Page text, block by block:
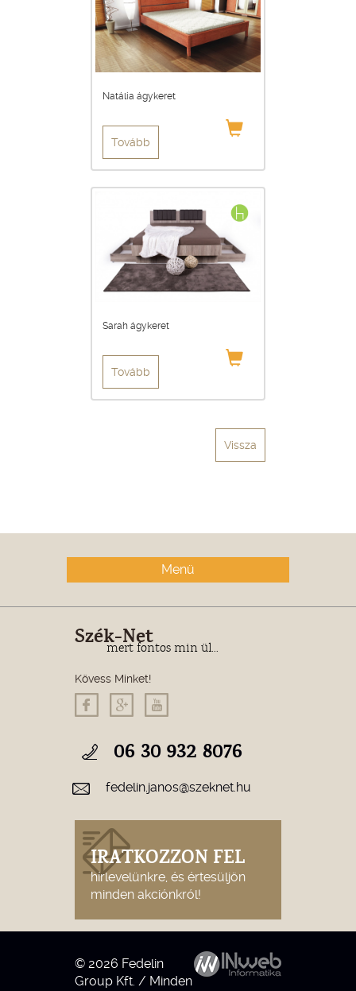
Natália ágykeret
Tovább
Sarah ágykeret
Tovább
Vissza
Menü
Szék-Net
mert fontos min ül...
Kövess Minket!
06 30 932 8076
fedelin.janos@szeknet.hu
IRATKOZZON FEL
hírlevelünkre, és értesüljön
minden akciónkról!
© 2026 Fedelin
Group Kft. / Minden